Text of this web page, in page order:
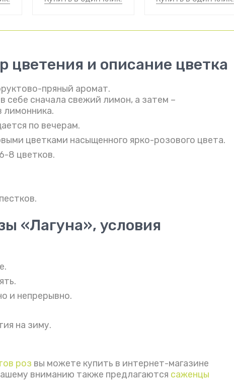
цветения и описание цветка
пряный аромат.
себе сначала свежий лимон, а затем –
лимонника.
по вечерам.
цветками насыщенного ярко-розового цвета.
8 цветков.
«Лагуна», условия
и непрерывно.
на зиму.
роз вы можете купить в интернет-магазине
вниманию также предлагаются саженцы